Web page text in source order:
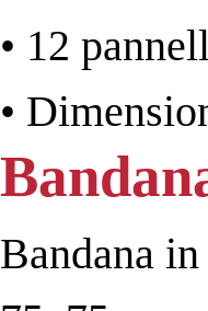
• 12
•
Bandana